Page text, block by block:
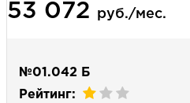
Выберите свой город
53 072 руб./мес.
№01.042 Б
Рейтинг: